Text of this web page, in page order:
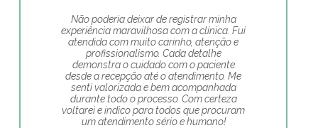
Não poderia deixar de registrar minha
experiência maravilhosa com a clínica. Fui
atendida com muito carinho, atenção e
profissionalismo. Cada detalhe
demonstra o cuidado com o paciente
desde a recepção até o atendimento. Me
senti valorizada e bem acompanhada
durante todo o processo. Com certeza
voltarei e indico para todos que procuram
um atendimento sério e humano!